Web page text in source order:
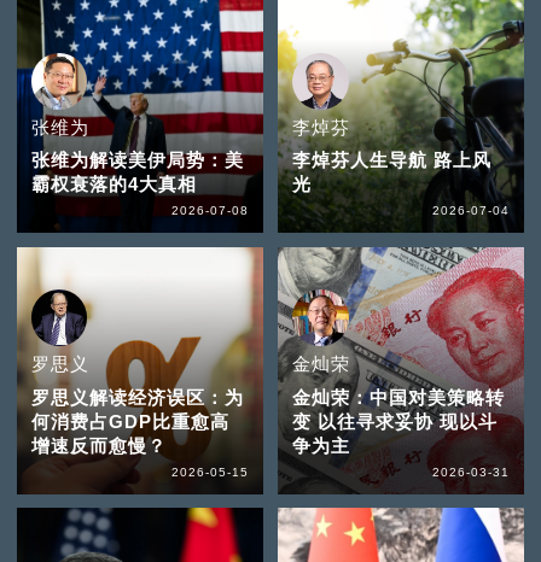
张维为
张维为解读美伊局势：美
霸权衰落的4大真相
2026-07-08
李焯芬
李焯芬人生导航 路上风
光
2026-07-04
罗思义
罗思义解读经济误区：为
何消费占GDP比重愈高
增速反而愈慢？
2026-05-15
金灿荣
金灿荣：中国对美策略转
变 以往寻求妥协 现以斗
争为主
2026-03-31